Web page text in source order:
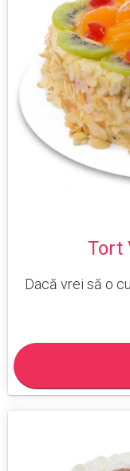
Tort
Dacă vrei să o